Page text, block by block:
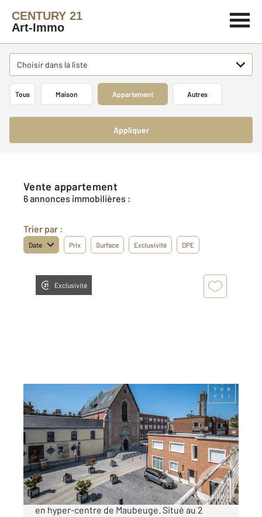
CENTURY 21
Art-Immo
Choisir dans la liste
Tous Maison Appartement Autres
Appliquer
Vente appartement
6 annonces immobilières :
Trier par :
Date Prix Surface Exclusivité DPE
Exclusivité
MAUBEUGE 59
151,46 m , 7 pièces
Ref : 7714
Appartement F6 à vendre
213 000 €
En bref : Appartement de caractère à vendre
en hyper-centre de Maubeuge. Situé au 2